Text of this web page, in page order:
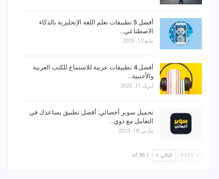
أفضل 5 تطبيقات تعلم اللغة الإنجليزية بالذكاء
الاصطناعي…
مايو 12, 2025
أفضل 4 تطبيقات عربية للاستماع للكتب العربية
والأجنبية…
أبريل 11, 2025
تحميل سوبر أخصائي: أفضل تطبيق يساعدك في
التعامل مع ذوي…
مارس 18, 2025
التالي 1 of 95